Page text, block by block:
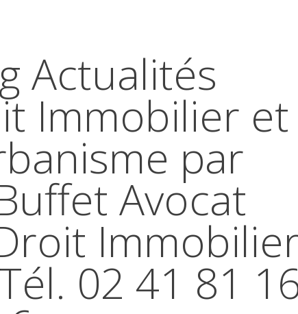
Actualités
Immobilier et
par
Avocat
02 41 81